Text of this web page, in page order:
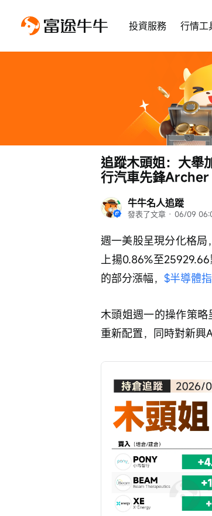
投資服務 行情工
牛牛名人追蹤
發表了文章 · 06/09
追蹤木頭姐：大舉
行汽車先鋒
週一美股呈現分化格
上揚0.86%至
的部分漲幅， $半導體
木頭姐週一的操作策
重新配置，同時對新興